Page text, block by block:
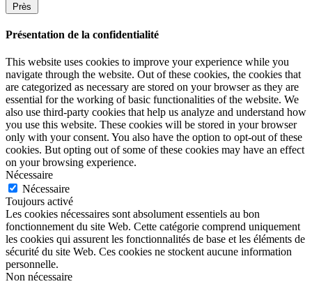
Près
Présentation de la confidentialité
This website uses cookies to improve your experience while you
navigate through the website. Out of these cookies, the cookies that
are categorized as necessary are stored on your browser as they are
essential for the working of basic functionalities of the website. We
also use third-party cookies that help us analyze and understand how
you use this website. These cookies will be stored in your browser
only with your consent. You also have the option to opt-out of these
cookies. But opting out of some of these cookies may have an effect
on your browsing experience.
Nécessaire
Nécessaire
Toujours activé
Les cookies nécessaires sont absolument essentiels au bon
fonctionnement du site Web. Cette catégorie comprend uniquement
les cookies qui assurent les fonctionnalités de base et les éléments de
sécurité du site Web. Ces cookies ne stockent aucune information
personnelle.
Non nécessaire